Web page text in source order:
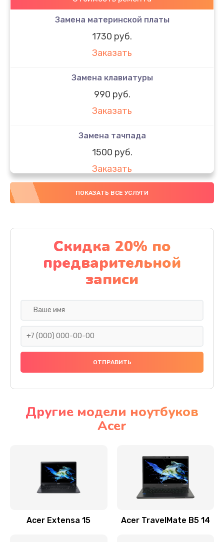
Замена материнской платы
1730 руб.
Заказать
Замена клавиатуры
990 руб.
Заказать
Замена тачпада
1500 руб.
Заказать
Замена южного моста
Заказать
Чистка от пыли
1060 руб.
Заказать
Ремонт подсветки
Настройка BIOS
Замена видеочипа
Заказать
ПОКАЗАТЬ ВСЕ УСЛУГИ
Скидка 20% по
предварительной
записи
Другие модели ноутбуков
Acer
Acer Extensa 15 Acer TravelMate B5 14